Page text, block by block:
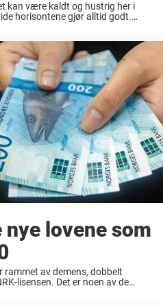
kan være kaldt og hustrig her i
horisontene gjør alltid godt.
nye lovene som
av demens, dobbelt
lisensen. Det er noen av de